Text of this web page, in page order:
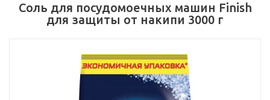
Соль для посудомоечных машин Finish
для защиты от накипи 3000 г